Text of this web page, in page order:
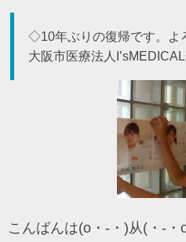
◇10年ぶりの復帰です。よ
大阪市医療法人
こんばんは(o・-・)从(・-・